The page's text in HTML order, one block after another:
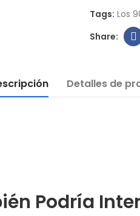
Tags: Los
Detalles de
Podría